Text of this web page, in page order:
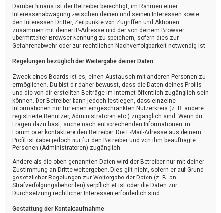
Darüber hinaus ist der Betreiber berechtigt, im Rahmen einer
Interessenabwägung zwischen deinen und seinen Interessen sowie
den Interessen Dritter, Zeitpunkte von Zugriffen und Aktionen
zusammen mit deiner IP-Adresse und der von deinem Browser
übermittelter Browser-Kennung zu speichern, sofern dies zur
Gefahrenabwehr oder zur rechtlichen Nachverfolgbarkeit notwendig ist.
Regelungen bezüglich der Weitergabe deiner Daten
Zweck eines Boards ist es, einen Austausch mit anderen Personen zu
ermöglichen. Du bist dir daher bewusst, dass die Daten deines Profils
und die von dir erstellten Beiträge im Internet öffentlich zugänglich sein
können. Der Betreiber kann jedoch festlegen, dass einzelne
Informationen nur für einen eingeschränkten Nutzerkreis (z. B. andere
registrierte Benutzer, Administratoren etc.) zugänglich sind. Wenn du
Fragen dazu hast, suche nach entsprechenden Informationen im
Forum oder kontaktiere den Betreiber. Die E-Mail-Adresse aus deinem
Profil ist dabei jedoch nur für den Betreiber und von ihm beauftragte
Personen (Administratoren) zugänglich.
Andere als die oben genannten Daten wird der Betreiber nur mit deiner
Zustimmung an Dritte weitergeben. Dies gilt nicht, sofern er auf Grund
gesetzlicher Regelungen zur Weitergabe der Daten (z. B. an
Strafverfolgungsbehörden) verpflichtet ist oder die Daten zur
Durchsetzung rechtlicher Interessen erforderlich sind.
Gestattung der Kontaktaufnahme